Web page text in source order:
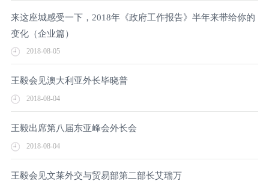
来这座城感受一下，2018年《政府工作报告》半年来带给你的
变化（企业篇）
2018-08-05
王毅会见澳大利亚外长毕晓普
2018-08-04
王毅出席第八届东亚峰会外长会
2018-08-04
王毅会见文莱外交与贸易部第二部长艾瑞万